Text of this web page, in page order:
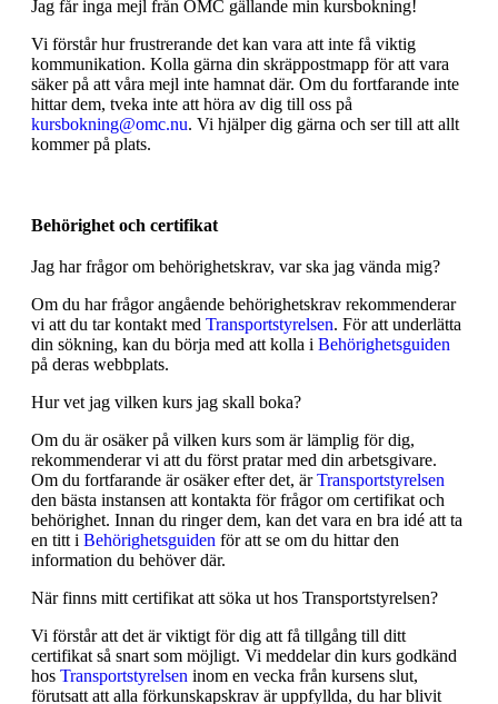
Jag får inga mejl från ÖMC gällande min kursbokning!
Vi förstår hur frustrerande det kan vara att inte få viktig
kommunikation. Kolla gärna din skräppostmapp för att vara
säker på att våra mejl inte hamnat där. Om du fortfarande inte
hittar dem, tveka inte att höra av dig till oss på
kursbokning@omc.nu. Vi hjälper dig gärna och ser till att allt
kommer på plats.
Behörighet och certifikat
Jag har frågor om behörighetskrav, var ska jag vända mig?
Om du har frågor angående behörighetskrav rekommenderar
vi att du tar kontakt med Transportstyrelsen. För att underlätta
din sökning, kan du börja med att kolla i Behörighetsguiden
på deras webbplats.
Hur vet jag vilken kurs jag skall boka?
Om du är osäker på vilken kurs som är lämplig för dig,
rekommenderar vi att du först pratar med din arbetsgivare.
Om du fortfarande är osäker efter det, ärTransportstyrelsen
den bästa instansen att kontakta för frågor om certifikat och
behörighet. Innan du ringer dem, kan det vara en bra idé att ta
en titt i Behörighetsguiden för att se om du hittar den
information du behöver där.
När finns mitt certifikat att söka ut hos Transportstyrelsen?
Vi förstår att det är viktigt för dig att få tillgång till ditt
certifikat så snart som möjligt. Vi meddelar din kurs godkänd
hos Transportstyrelsen inom en vecka från kursens slut,
förutsatt att alla förkunskapskrav är uppfyllda, du har blivit